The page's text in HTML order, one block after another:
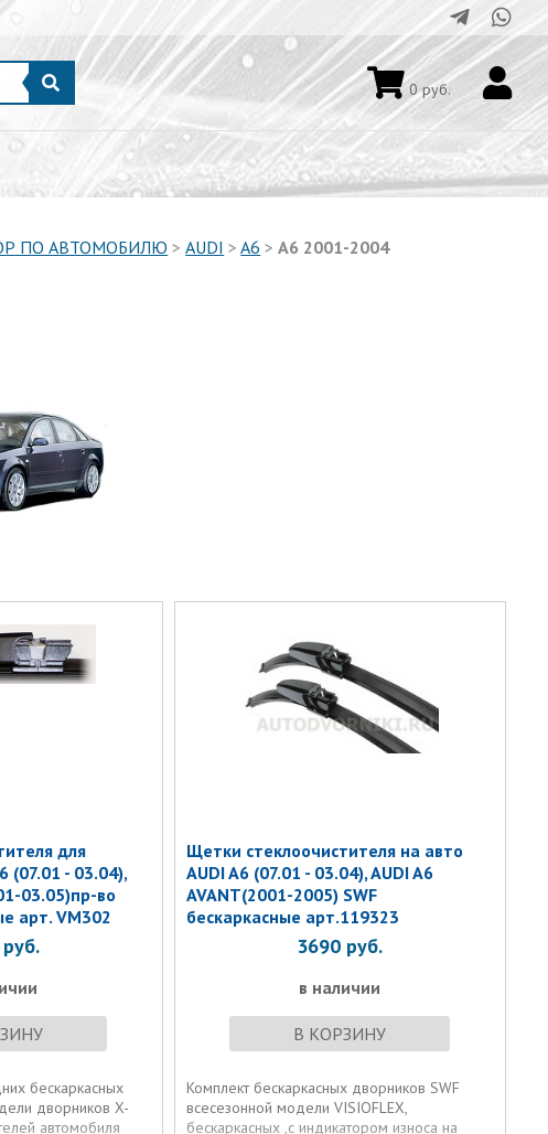
0руб.
ПО АВТОМОБИЛЮ >AUDI >A6 >A6 2001-2004
для
(07.01 - 03.04),
03.05)пр-во
арт. VM302
руб.
бескаркасных
дворников X-
автомобиля
Щетки стеклоочистителя на авто
AUDI A6 (07.01 - 03.04), AUDI A6
AVANT(2001-2005) SWF
бескаркасные арт.119323
3690 руб.
в наличии
В КОРЗИНУ
Комплект бескаркасных дворников SWF
всесезонной модели VISIOFLEX,
бескаркасных ,с индикатором износа на